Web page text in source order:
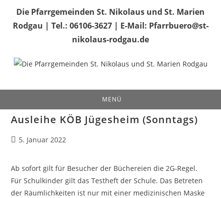
Inhalt
springen
Die Pfarrgemeinden St. Nikolaus und St. Marien
Rodgau | Tel.: 06106-3627 | E-Mail: Pfarrbuero@st-
nikolaus-rodgau.de
MENÜ
Ausleihe KÖB Jügesheim (Sonntags)
Beitrag
5. Januar 2022
Ab sofort gilt für Besucher der Büchereien die 2G-Regel.
Für Schulkinder gilt das Testheft der Schule. Das Betreten
der Räumlichkeiten ist nur mit einer medizinischen Maske